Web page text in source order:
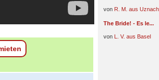
von R. M. aus Uznach
The Bride! - Es le...
von L. V. aus Basel